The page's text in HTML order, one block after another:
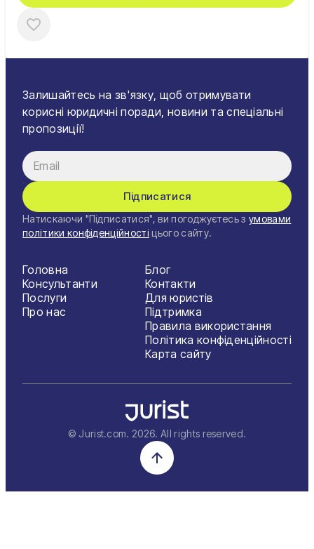
Залишайтесь на зв'язку, щоб отримувати
корисні юридичні поради, новини та спеціальні
пропозиції!
Підписатися
Натискаючи "Підписатися", ви погоджуєтесь з умовами
політики конфіденційності цього сайту.
Головна
Консультанти
Послуги
Про нас
Блог
Контакти
Для юристів
Підтримка
Правила використання
Політика конфіденційності
Карта сайту
© Jurist.com. 2026. All rights reserved.